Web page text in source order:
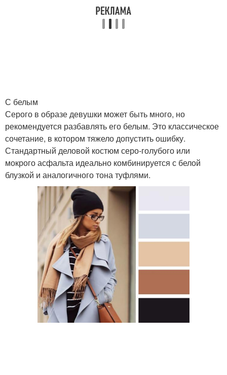
С белым
Серого в образе девушки может быть много, но
рекомендуется разбавлять его белым. Это классическое
сочетание, в котором тяжело допустить ошибку.
Стандартный деловой костюм серо-голубого или
мокрого асфальта идеально комбинируется с белой
блузкой и аналогичного тона туфлями.